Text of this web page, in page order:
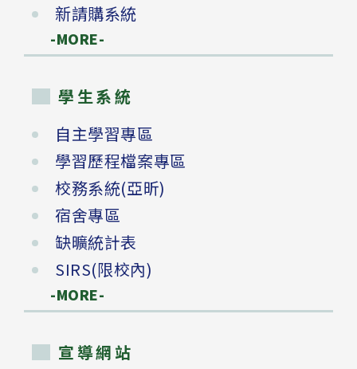
新請購系統
-MORE-
學生系統
自主學習專區
學習歷程檔案專區
校務系統(亞昕)
宿舍專區
缺曠統計表
SIRS(限校內)
-MORE-
宣導網站